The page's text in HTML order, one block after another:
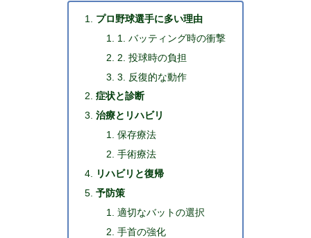
プロ野球選手に多い理由
1. バッティング時の衝撃
2. 投球時の負担
3. 反復的な動作
症状と診断
治療とリハビリ
保存療法
手術療法
リハビリと復帰
予防策
適切なバットの選択
手首の強化